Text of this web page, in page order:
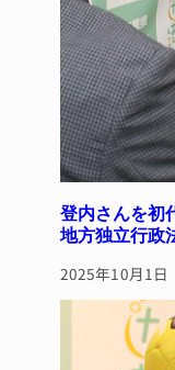
登内さんを初
地方独立行政
2025年10月1日